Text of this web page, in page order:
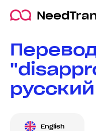
русский
English